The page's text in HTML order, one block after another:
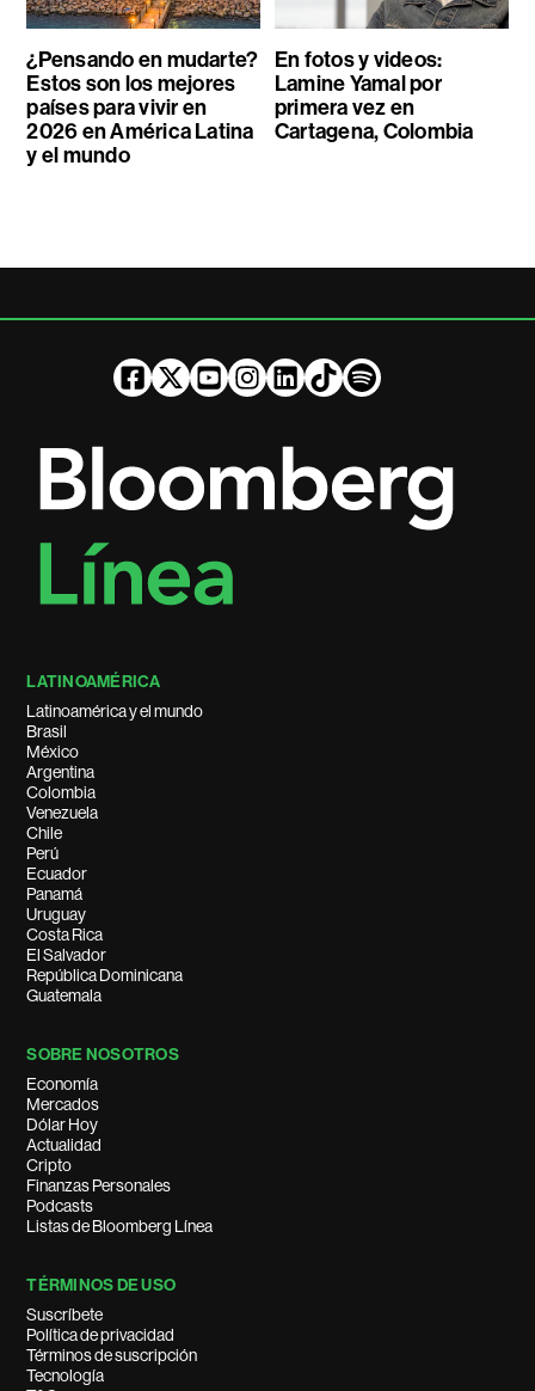
¿Pensando en mudarte?
Estos son los mejores
países para vivir en
2026 en América Latina
y el mundo
En fotos y videos:
Lamine Yamal por
primera vez en
Cartagena, Colombia
LATINOAMÉRICA
Latinoamérica y el mundo
Brasil
México
Argentina
Colombia
Venezuela
Chile
Perú
Ecuador
Panamá
Uruguay
Costa Rica
El Salvador
República Dominicana
Guatemala
SOBRE NOSOTROS
Economía
Mercados
Dólar Hoy
Actualidad
Cripto
Finanzas Personales
Podcasts
Listas de Bloomberg Línea
TÉRMINOS DE USO
Suscríbete
Política de privacidad
Términos de suscripción
Tecnología